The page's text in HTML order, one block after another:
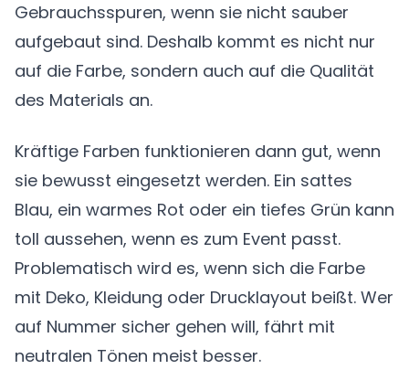
Gebrauchsspuren, wenn sie nicht sauber
aufgebaut sind. Deshalb kommt es nicht nur
auf die Farbe, sondern auch auf die Qualität
des Materials an.
Kräftige Farben funktionieren dann gut, wenn
sie bewusst eingesetzt werden. Ein sattes
Blau, ein warmes Rot oder ein tiefes Grün kann
toll aussehen, wenn es zum Event passt.
Problematisch wird es, wenn sich die Farbe
mit Deko, Kleidung oder Drucklayout beißt. Wer
auf Nummer sicher gehen will, fährt mit
neutralen Tönen meist besser.